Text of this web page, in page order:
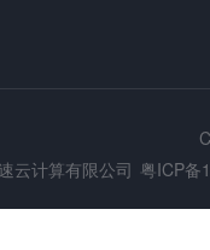
云计算有限公司 粤ICP备